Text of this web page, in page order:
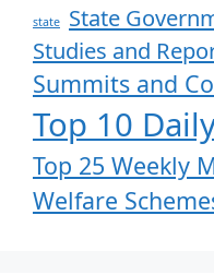
state
State
Studies and
Summits and
Top 10
Top 25 Weekly
Welfare